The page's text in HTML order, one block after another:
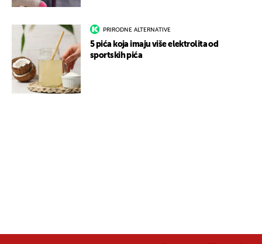
PRIRODNE ALTERNATIVE
5 pića koja imaju više elektrolita od
sportskih pića